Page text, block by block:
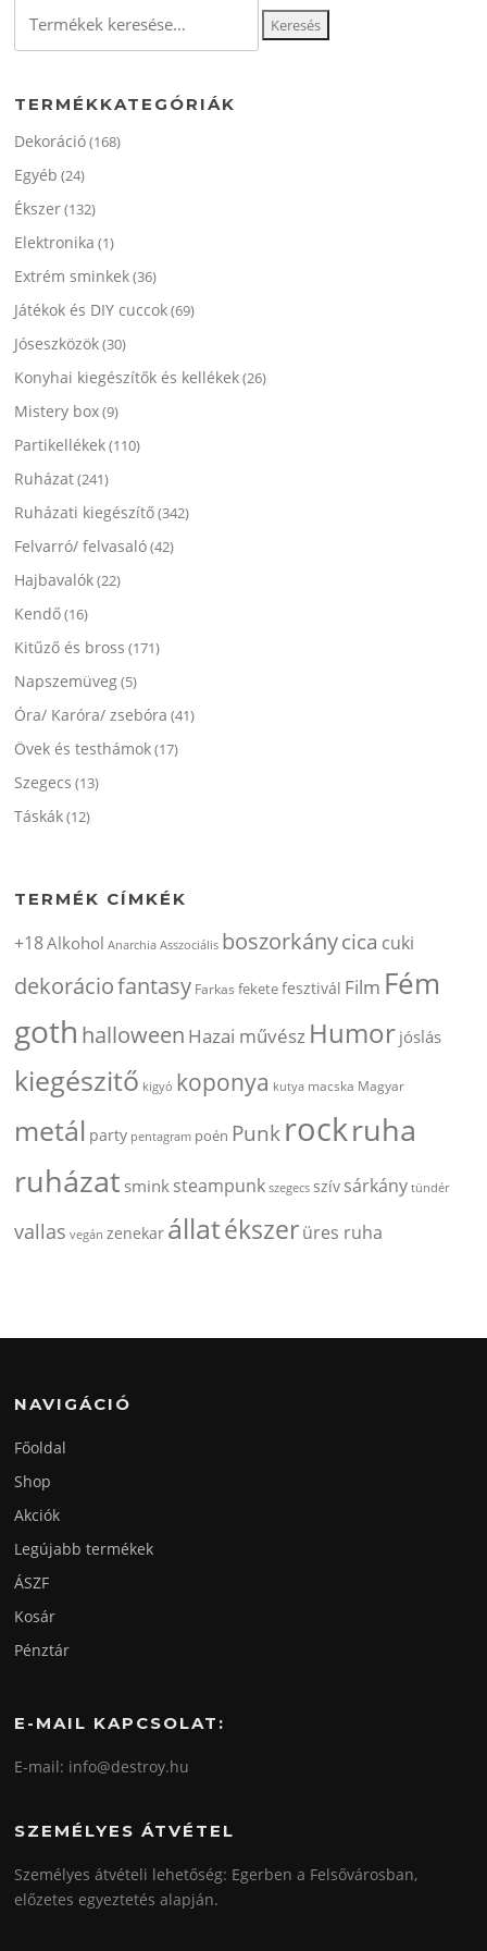
termékoldalon
ki
következőre:
Keresés
TERMÉKKATEGÓRIÁK
Dekoráció(168)
Egyéb (24)
Ékszer(132)
Elektronika (1)
Extrém sminkek(36)
Játékok és DIY cuccok(69)
Jóseszközök(30)
Konyhai kiegészítők és kellékek(26)
Mistery box(9)
Partikellékek(110)
Ruházat(241)
Ruházati kiegészítő(342)
Felvarró/ felvasaló(42)
Hajbavalók(22)
Kendő(16)
Kitűző és bross (171)
Napszemüveg(5)
Óra/ Karóra/ zsebóra (41)
Övek és testhámok(17)
Szegecs (13)
Táskák(12)
TERMÉK CÍMKÉK
+18Alkohol Anarchia Asszociális boszorkánycica cuki
dekoráciofantasy Farkas feketefesztivál Film Fém
goth halloween Hazai művész Humor jóslás
kiegészitő kigyó koponya kutya macska Magyar
metál party pentagram poén Punkrockruha
ruházat smink steampunk szegecs szív sárkány tündér
vallas vegán zenekar állatékszerüres ruha
NAVIGÁCIÓ
Főoldal
Shop
Akciók
Legújabb termékek
ÁSZF
Kosár
Pénztár
E-MAIL KAPCSOLAT:
E-mail: info@destroy.hu
SZEMÉLYES ÁTVÉTEL
Személyes átvételi lehetőség: Egerben a Felsővárosban,
előzetes egyeztetés alapján.